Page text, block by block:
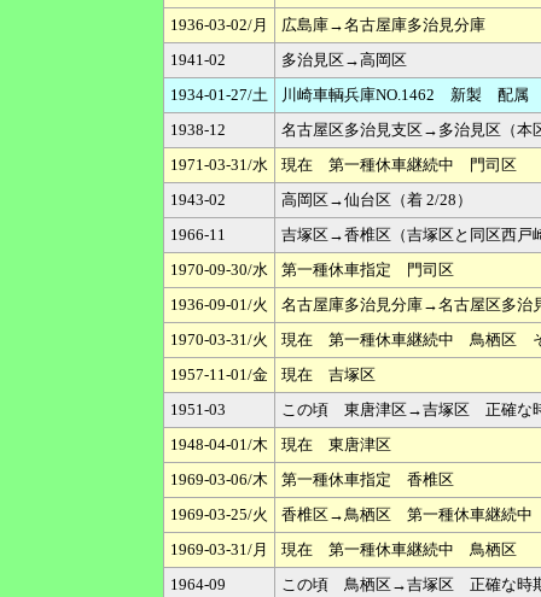
1936-03-02/月
広島庫→名古屋庫多治見分庫
1941-02
多治見区→高岡区
1934-01-27/土
川崎車輌兵庫NO.1462 新製 配
1938-12
名古屋区多治見支区→多治見区（本
1971-03-31/水
現在 第一種休車継続中 門司区
1943-02
高岡区→仙台区（着 2/28）
1966-11
吉塚区→香椎区（吉塚区と同区西戸
1970-09-30/水
第一種休車指定 門司区
1936-09-01/火
名古屋庫多治見分庫→名古屋区多治
1970-03-31/火
現在 第一種休車継続中 鳥栖区
1957-11-01/金
現在 吉塚区
1951-03
この頃 東唐津区→吉塚区 正確な
1948-04-01/木
現在 東唐津区
1969-03-06/木
第一種休車指定 香椎区
1969-03-25/火
香椎区→鳥栖区 第一種休車継続中
1969-03-31/月
現在 第一種休車継続中 鳥栖区
1964-09
この頃 鳥栖区→吉塚区 正確な時